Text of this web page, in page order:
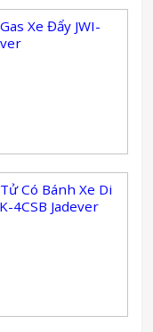
Xe Đẩy JWI-
Có Bánh Xe Di
4CSB Jadever